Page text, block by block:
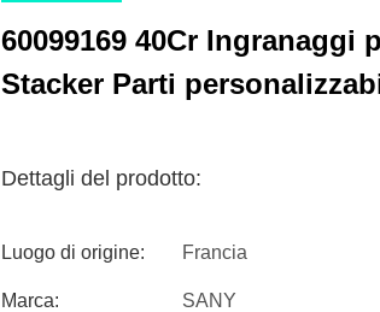
60099169 40Cr Ingranaggi
Stacker Parti
Dettagli del prodotto:
Luogo di origine: Francia
Marca: SANY